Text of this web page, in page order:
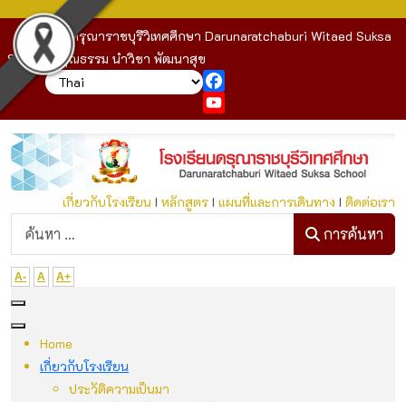
โรงเรียนดรุณาราชบุรีวิเทศศึกษา Darunaratchaburi Witaed Suksa
School : คุณธรรม นำวิชา พัฒนาสุข
YouTube
เกี่ยวกับโรงเรียนI หลักสูตรI แผนที่และการเดินทาง I ติดต่อเรา
ก
การค้นหา
A- A A+
Home
เกี่ยวกับโรงเรียน
ประวัติความเป็นมา